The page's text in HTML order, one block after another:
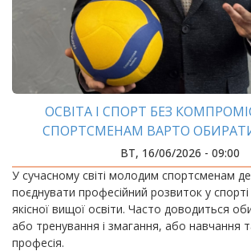
ОСВІТА І СПОРТ БЕЗ
СПОРТСМЕНАМ ВАРТО
ВТ, 16/06/2026 - 09:00
У сучасному світі молодим спортсменам
поєднувати професійний розвиток у
якісної вищої освіти. Часто доводиться
або тренування і змагання, або навчання
професія.